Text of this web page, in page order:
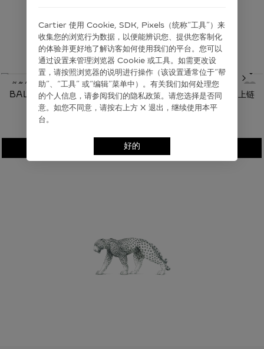
为您推荐
BALLON BLEU DE CARTIER卡地亚蓝气球腕表 精钢 自动上链
加入购物袋
必备经典
Cartier 使⽤ Cookie, SDK, Pixels（统称“⼯具”）来
收集您的浏览⾏为数据，以便能辨识您、提供您客制化
的体验并更好地了解访客如何使⽤我们的平台。您可以
通过设置来管理浏览器 Cookie 或⼯具。如需更改设
置，请按照浏览器的说明进⾏操作（该设置通常位于“帮
助”、“⼯具” 或“编辑”菜单中）。有关我们如何处理您
的个⼈信息，请参阅我们的隐私政策。请您选择是否同
意。如您不同意，请按右上⽅ X 退出，继续使⽤本平
台。
好的